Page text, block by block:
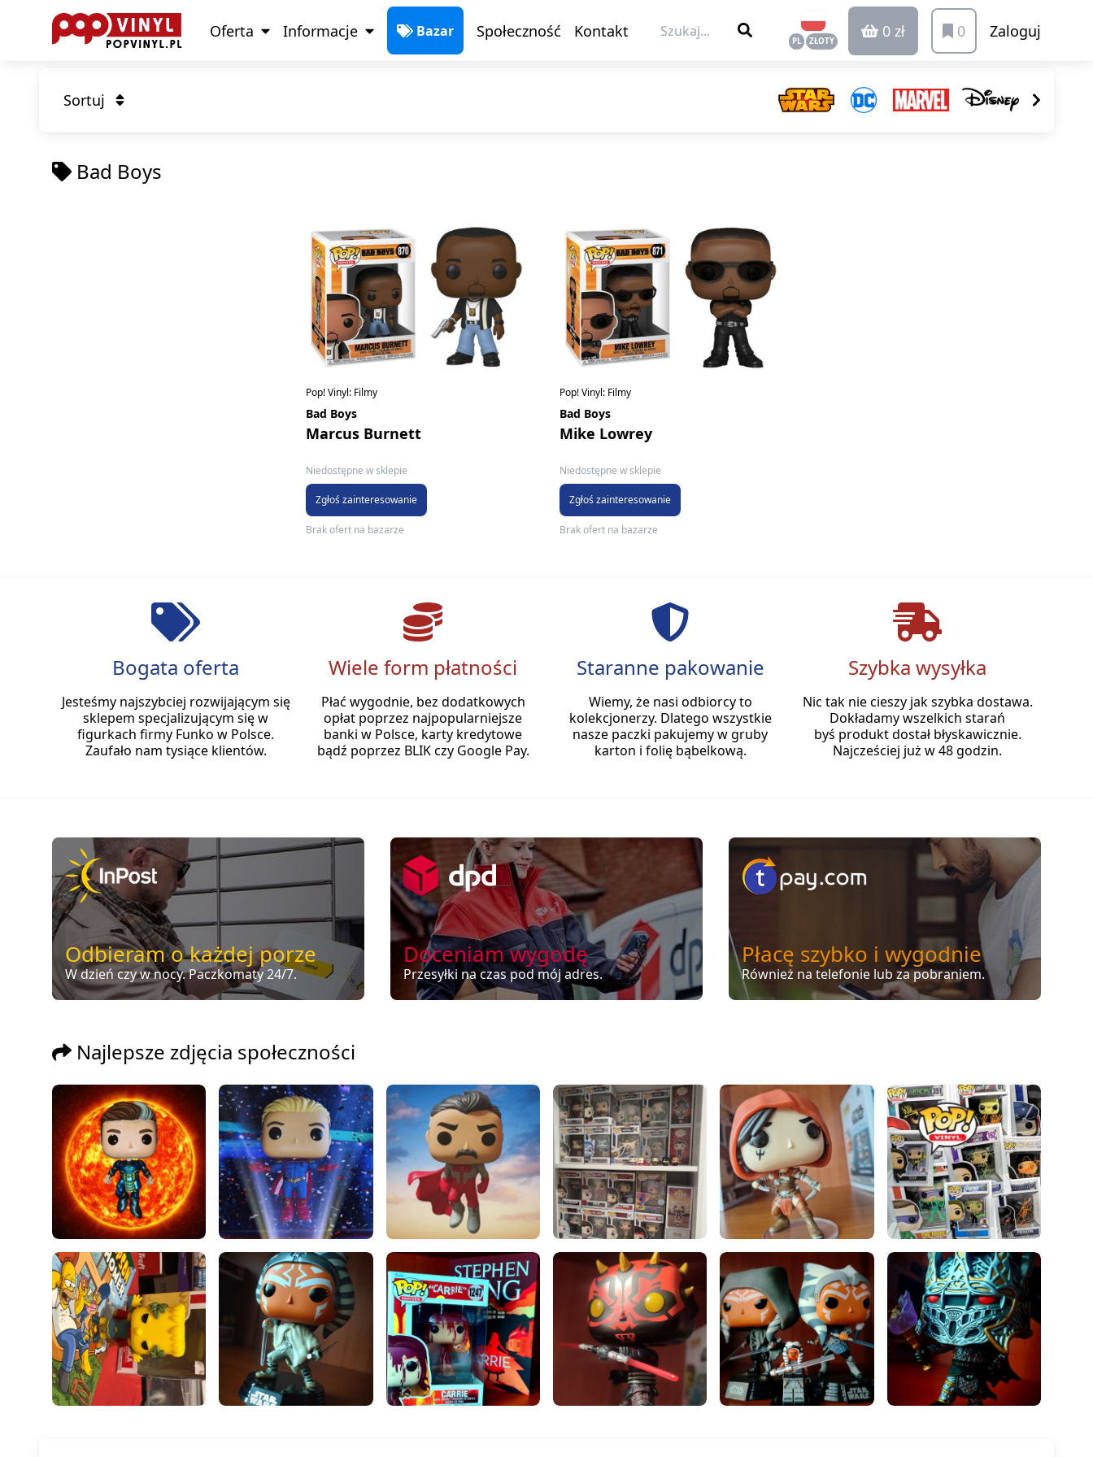
Oferta Informacje Bazar Społeczność Kontakt
PL ZŁOTY
0 zł 0 Zaloguj
Sortuj
Bad Boys
Pop! Vinyl: Filmy
Bad Boys
Marcus Burnett
Niedostępne w sklepie
Zgłoś zainteresowanie
Brak ofert na bazarze
Pop! Vinyl: Filmy
Bad Boys
Mike Lowrey
Niedostępne w sklepie
Zgłoś zainteresowanie
Brak ofert na bazarze
Bogata oferta
Jesteśmy najszybciej rozwijającym się
sklepem specjalizującym się w
figurkach firmy Funko w Polsce.
Zaufało nam tysiące klientów.
Wiele form płatności
Płać wygodnie, bez dodatkowych
opłat poprzez najpopularniejsze
banki w Polsce, karty kredytowe
bądź poprzez BLIK czy Google Pay.
Staranne pakowanie
Wiemy, że nasi odbiorcy to
kolekcjonerzy. Dlatego wszystkie
nasze paczki pakujemy w gruby
karton i folię bąbelkową.
Szybka wysyłka
Nic tak nie cieszy jak szybka dostawa.
Dokładamy wszelkich starań
byś produkt dostał błyskawicznie.
Najcześciej już w 48 godzin.
Odbieram o każdej porze
W dzień czy w nocy. Paczkomaty 24/7.
Doceniam wygodę
Przesyłki na czas pod mój adres.
Płacę szybko i wygodnie
Również na telefonie lub za pobraniem.
Najlepsze zdjęcia społeczności